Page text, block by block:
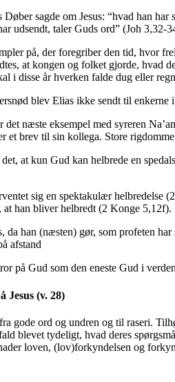
Døber sagde om Jesus: “hvad han
udsendt, taler Guds ord” (Joh 3,32-
på, der foregriber den tid, hvor
at kongen og folket gjorde, hvad
i disse år hverken falde dug eller
blev Elias ikke sendt til enkerne
det næste eksempel med syreren
et brev til sin kollega. Store
at kun Gud kan helbrede en
sig en spektakulær helbredelse
at han bliver helbredt (2 Konge 5,12f).
da han (næsten) gør, som profeten
afstand
på Gud som den eneste Gud i
Jesus (v. 28)
gode ord og undren og til raseri.
blevet tydeligt, hvad deres
loven, (lov)forkyndelsen og